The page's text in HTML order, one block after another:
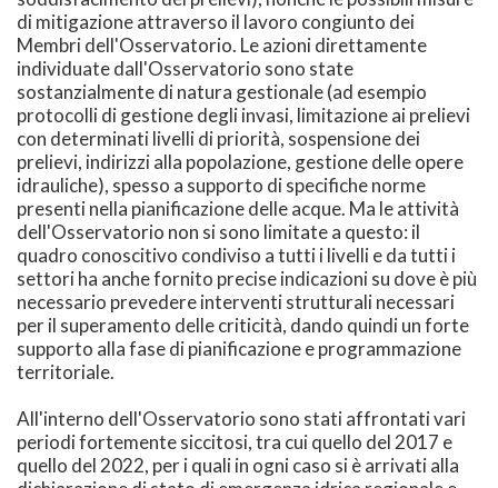
di mitigazione attraverso il lavoro congiunto dei
Membri dell'Osservatorio. Le azioni direttamente
individuate dall'Osservatorio sono state
sostanzialmente di natura gestionale (ad esempio
protocolli di gestione degli invasi, limitazione ai prelievi
con determinati livelli di priorità, sospensione dei
prelievi, indirizzi alla popolazione, gestione delle opere
idrauliche), spesso a supporto di specifiche norme
presenti nella pianificazione delle acque. Ma le attività
dell'Osservatorio non si sono limitate a questo: il
quadro conoscitivo condiviso a tutti i livelli e da tutti i
settori ha anche fornito precise indicazioni su dove è più
necessario prevedere interventi strutturali necessari
per il superamento delle criticità, dando quindi un forte
supporto alla fase di pianificazione e programmazione
territoriale.
All'interno dell'Osservatorio sono stati affrontati vari
periodi fortemente siccitosi, tra cui quello del 2017 e
quello del 2022, per i quali in ogni caso si è arrivati alla